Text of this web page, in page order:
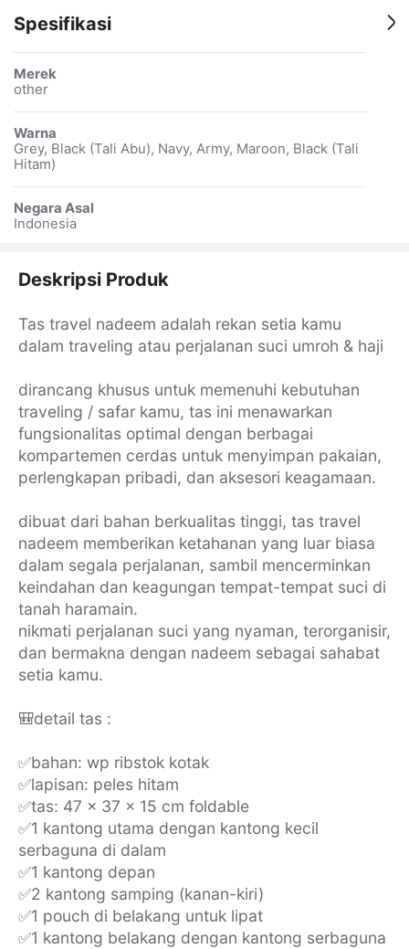
Spesifikasi
Merek
other
Warna
Grey, Black (Tali Abu), Navy, Army, Maroon, Black (Tali
Hitam)
Negara Asal
Indonesia
Deskripsi Produk
Tas travel nadeem adalah rekan setia kamu
dalam traveling atau perjalanan suci umroh & haji
dirancang khusus untuk memenuhi kebutuhan
traveling / safar kamu, tas ini menawarkan
fungsionalitas optimal dengan berbagai
kompartemen cerdas untuk menyimpan pakaian,
perlengkapan pribadi, dan aksesori keagamaan.
dibuat dari bahan berkualitas tinggi, tas travel
nadeem memberikan ketahanan yang luar biasa
dalam segala perjalanan, sambil mencerminkan
keindahan dan keagungan tempat-tempat suci di
tanah haramain.
nikmati perjalanan suci yang nyaman, terorganisir,
dan bermakna dengan nadeem sebagai sahabat
setia kamu.
🎒detail tas :
✅bahan: wp ribstok kotak
✅lapisan: peles hitam
✅tas: 47 x 37 x 15 cm foldable
✅1 kantong utama dengan kantong kecil
serbaguna di dalam
✅1 kantong depan
✅2 kantong samping (kanan-kiri)
✅1 pouch di belakang untuk lipat
✅1 kantong belakang dengan kantong serbaguna